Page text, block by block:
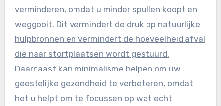
verminderen, omdat u minder spullen koopt en
weggooit. Dit vermindert de druk op natuurlijke
hulpbronnen en vermindert de hoeveelheid afval
die naar stortplaatsen wordt gestuurd.
Daarnaast kan minimalisme helpen om uw
geestelijke gezondheid te verbeteren, omdat
het u helpt om te focussen op wat echt